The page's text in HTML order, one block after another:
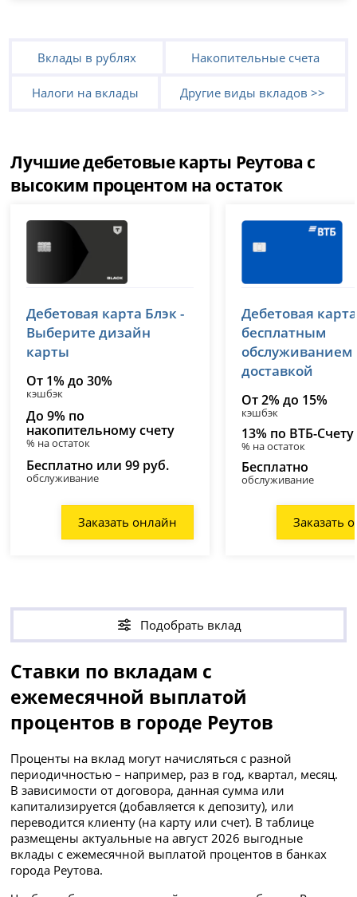
Вклады в рублях Накопительные счета
Налоги на вклады Другие виды вкладов >>
Лучшие дебетовые карты Реутова с
высоким процентом на остаток
лицензия № 2673
Дебетовая карта Блэк -
Выберите дизайн
карты
От 1% до 30%
кэшбэк
До 9% по
накопительному счету
% на остаток
Бесплатно или 99 руб.
обслуживание
Заказать онлайн
лицензия № 1000
Дебетовая
бесплатным
обслуживанием
доставкой
От 2% до 15%
кэшбэк
13% по ВТБ-Счету
% на остаток
Бесплатно
обслуживание
Заказать
Подобрать вклад
Ставки по вкладам с
ежемесячной выплатой
процентов в городе Реутов
Проценты на вклад могут начисляться с разной
периодичностью – например, раз в год, квартал, месяц.
В зависимости от договора, данная сумма или
капитализируется (добавляется к депозиту), или
переводится клиенту (на карту или счет). В таблице
размещены актуальные на август 2026 выгодные
вклады с ежемесячной выплатой процентов в банках
города Реутова.